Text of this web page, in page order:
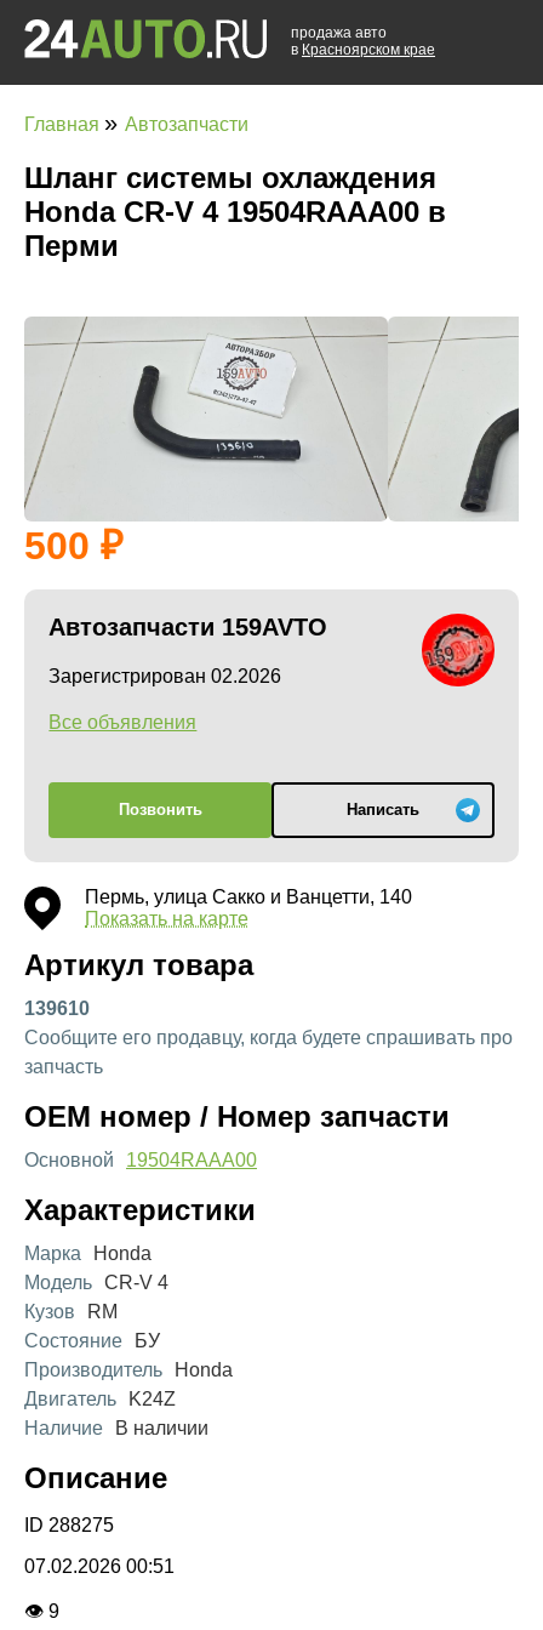
продажа авто
в Красноярском крае
Главная » Автозапчасти
Шланг системы охлаждения
Honda CR-V 4 19504RAAA00 в
Перми
500
Автозапчасти 159AVTO
Зарегистрирован 02.2026
Все объявления
Позвонить Написать
Пермь, улица Сакко и Ванцетти, 140
Показать на карте
Артикул товара
139610
Сообщите его продавцу, когда будете спрашивать про
запчасть
OEM номер / Номер запчасти
Основной 19504RAAA00
Характеристики
Марка
Honda
Модель CR-V 4
Кузов
RM
Состояние
БУ
Производитель
Honda
Двигатель
K24Z
Наличие
В наличии
Описание
ID 288275
07.02.2026 00:51
👁 9